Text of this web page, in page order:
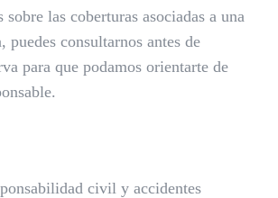
sobre las coberturas asociadas a una
puedes consultarnos antes de
para que podamos orientarte de
civil y accidentes